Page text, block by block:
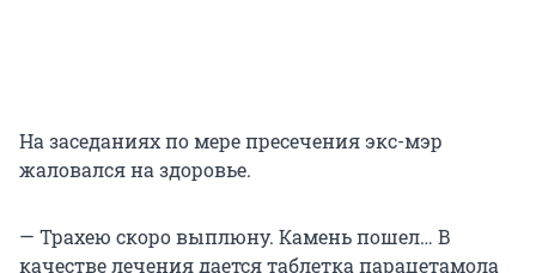
На заседаниях по мере пресечения экс-мэр
жаловался на здоровье.
— Трахею скоро выплюну. Камень пошел… В
качестве лечения дается таблетка парацетамола